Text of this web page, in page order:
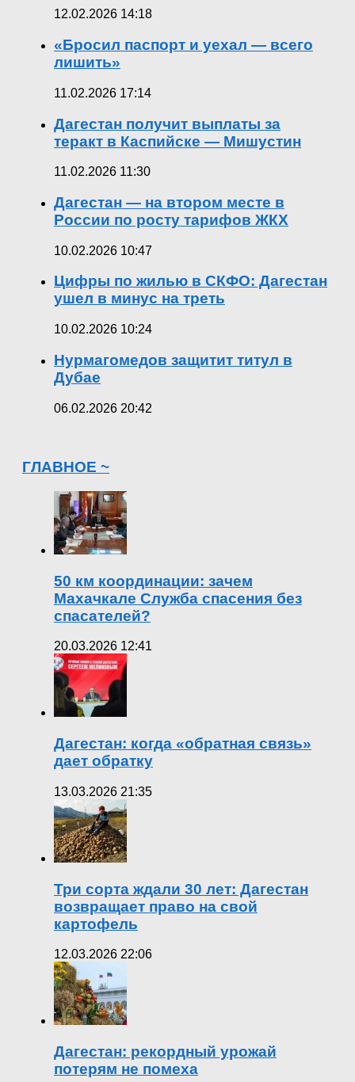
12.02.2026 14:18
«Бросил паспорт и уехал — всего
лишить»
11.02.2026 17:14
Дагестан получит выплаты за
теракт в Каспийске — Мишустин
11.02.2026 11:30
Дагестан — на втором месте в
России по росту тарифов ЖКХ
10.02.2026 10:47
Цифры по жилью в СКФО: Дагестан
ушел в минус на треть
10.02.2026 10:24
Нурмагомедов защитит титул в
Дубае
06.02.2026 20:42
ГЛАВНОЕ ~
50 км координации: зачем
Махачкале Служба спасения без
спасателей?
20.03.2026 12:41
Дагестан: когда «обратная связь»
дает обратку
13.03.2026 21:35
Три сорта ждали 30 лет: Дагестан
возвращает право на свой
картофель
12.03.2026 22:06
Дагестан: рекордный урожай
потерям не помеха